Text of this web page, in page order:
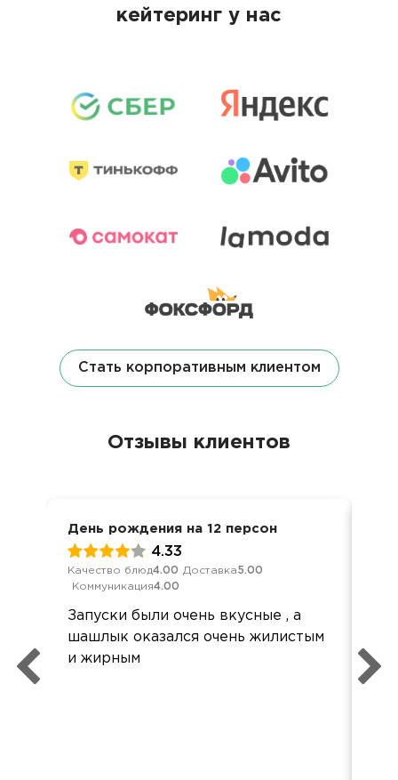
кейтеринг у нас
Стать корпоративным клиентом
Отзывы клиентов
День рождения на 12 персон
4.33
Качество блюд4.00 Доставка5.00
Коммуникация4.00
Запуски были очень вкусные , а
шашлык оказался очень жилистым
и жирным
на